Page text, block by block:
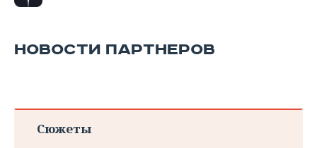
НОВОСТИ ПАРТНЕРОВ
Сюжеты